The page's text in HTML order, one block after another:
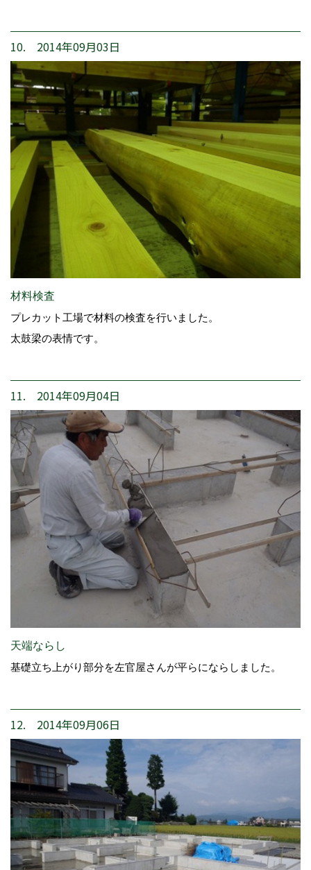
10. 2014年09月03日
材料検査
プレカット工場で材料の検査を行いました。
太鼓梁の表情です。
11. 2014年09月04日
天端ならし
基礎立ち上がり部分を左官屋さんが平らにならしました。
12. 2014年09月06日